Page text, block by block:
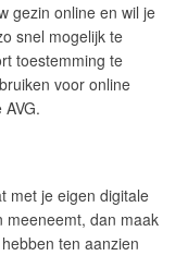
gezin online en wil je
snel mogelijk te
toestemming te
voor online
met je eigen digitale
meeneemt, dan maak
ten aanzien